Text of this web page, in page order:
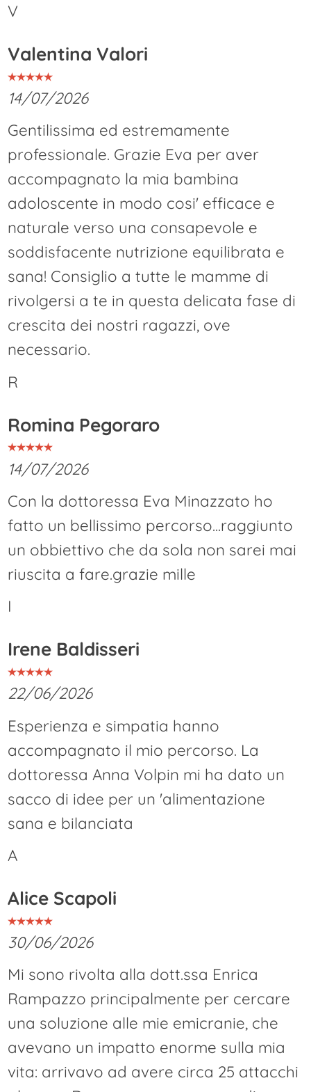
V
Valentina Valori
14/07/2026
Gentilissima ed estremamente
professionale. Grazie Eva per aver
accompagnato la mia bambina
adoloscente in modo cosi' efficace e
naturale verso una consapevole e
soddisfacente nutrizione equilibrata e
sana! Consiglio a tutte le mamme di
rivolgersi a te in questa delicata fase di
crescita dei nostri ragazzi, ove
necessario.
R
Romina Pegoraro
14/07/2026
Con la dottoressa Eva Minazzato ho
fatto un bellissimo percorso...raggiunto
un obbiettivo che da sola non sarei mai
riuscita a fare.grazie mille
I
Irene Baldisseri
22/06/2026
Esperienza e simpatia hanno
accompagnato il mio percorso. La
dottoressa Anna Volpin mi ha dato un
sacco di idee per un 'alimentazione
sana e bilanciata
A
Alice Scapoli
30/06/2026
Mi sono rivolta alla dott.ssa Enrica
Rampazzo principalmente per cercare
una soluzione alle mie emicranie, che
avevano un impatto enorme sulla mia
vita: arrivavo ad avere circa 25 attacchi